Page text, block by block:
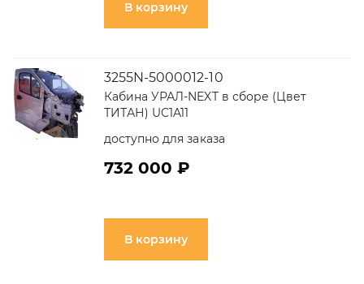
В корзину
3255N-5000012-10
Кабина УРАЛ-NEXT в сборе (Цвет
ТИТАН) UC1A11
доступно для заказа
732 000 ₽
В корзину